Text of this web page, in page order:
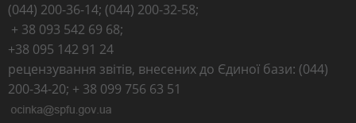
(044) 200-36-14; (044) 200-32-58;
+ 38 093 542 69 68;
+38 095 142 91 24
рецензування звітів, внесених до Єдиної бази: (044)
200-34-20; + 38 099 756 63 51